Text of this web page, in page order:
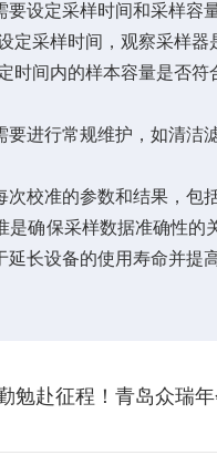
定采样时间和采样容
采样时间，观察采样器
间内的样本容量是否符
行常规维护，如清洁
准的参数和结果，包
保采样数据准确性的
长设备的使用寿命并提
勉赴征程！青岛众瑞